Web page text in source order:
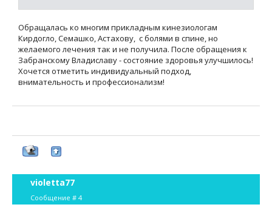
Обращалась ко многим прикладным кинезиологам
Кирдогло, Семашко, Астахову, с болями в спине, но
желаемого лечения так и не получила. После обращения к
Забранскому Владиславу - состояние здоровья улучшилось!
Хочется отметить индивидуальный подход,
внимательность и профессионализм!
violetta77
Сообщение # 4